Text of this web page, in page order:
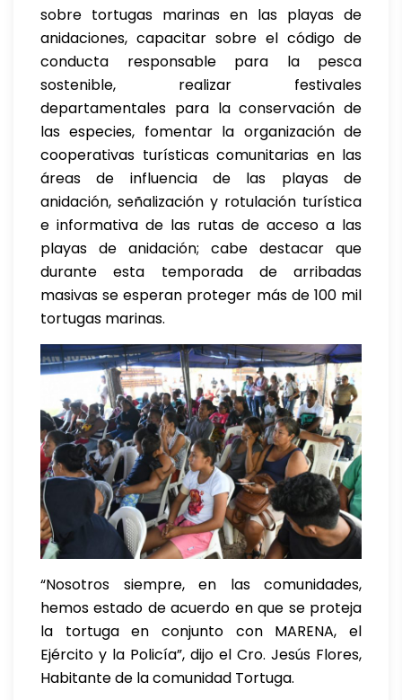
sobre tortugas marinas en las playas de
anidaciones, capacitar sobre el código de
conducta responsable para la pesca
sostenible, realizar festivales
departamentales para la conservación de
las especies, fomentar la organización de
cooperativas turísticas comunitarias en las
áreas de influencia de las playas de
anidación, señalización y rotulación turística
e informativa de las rutas de acceso a las
playas de anidación; cabe destacar que
durante esta temporada de arribadas
masivas se esperan proteger más de 100 mil
tortugas marinas.
“Nosotros siempre, en las comunidades,
hemos estado de acuerdo en que se proteja
la tortuga en conjunto con MARENA, el
Ejército y la Policía”, dijo el Cro. Jesús Flores,
Habitante de la comunidad Tortuga.